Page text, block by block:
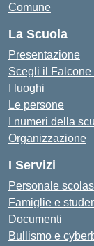
Comune
La Scuola
Presentazione
Scegli il Falcone
I luoghi
Le persone
I numeri della
Organizzazione
I Servizi
Personale
Famiglie e
Documenti
Bullismo e